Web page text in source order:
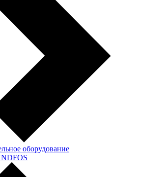
оборудование